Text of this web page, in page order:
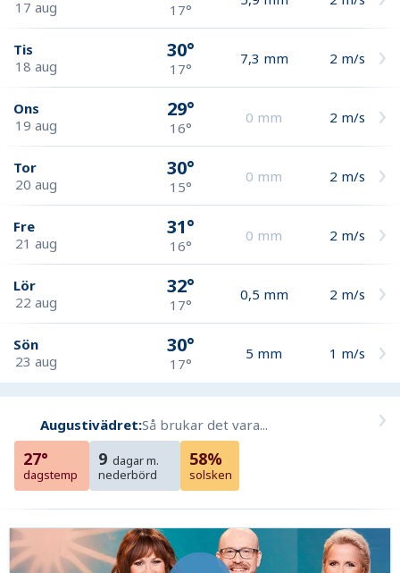
17 aug
17°
Tis
18 aug
30°
17°
7,3 mm 2 m/s
Ons
19 aug
29°
16°
0 mm 2 m/s
Tor
20 aug
30°
15°
0 mm 2 m/s
Fre
21 aug
31°
16°
0 mm 2 m/s
Lör
22 aug
32°
17°
0,5 mm 2 m/s
Sön
23 aug
30°
17°
5 mm 1 m/s
Augustivädret:Så brukar det vara...
27°
dagstemp
9 dagar m.
nederbörd
58%
solsken